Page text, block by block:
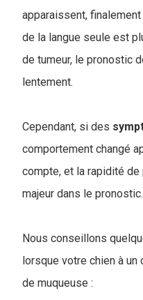
apparaissent,
de la langue seule est
de tumeur, le pronostic
lentement.
Cependant, si des
comportement changé
compte, et la rapidité de
majeur dans le pronostic.
Nous conseillons
lorsque votre chien à un
de muqueuse :